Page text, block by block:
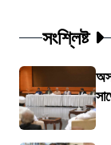
সংশ্লিষ্ট